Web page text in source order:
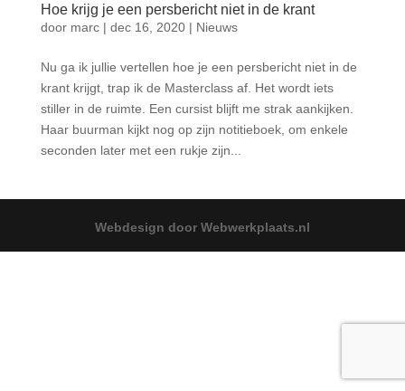
Hoe krijg je een persbericht niet in de krant
door marc| dec 16, 2020| Nieuws
Nu ga ik jullie vertellen hoe je een persbericht niet in de
krant krijgt, trap ik de Masterclass af. Het wordt iets
stiller in de ruimte. Een cursist blijft me strak aankijken.
Haar buurman kijkt nog op zijn notitieboek, om enkele
seconden later met een rukje zijn...
Webdesign door Webwerkplaats.nl